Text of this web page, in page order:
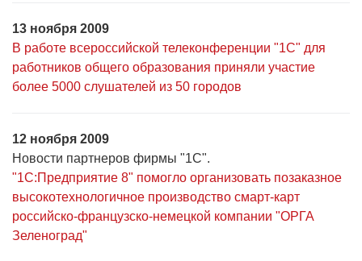
13 ноября 2009
В работе всероссийской телеконференции "1С" для
работников общего образования приняли участие
более 5000 слушателей из 50 городов
12 ноября 2009
Новости партнеров фирмы "1С".
"1С:Предприятие 8" помогло организовать позаказное
высокотехнологичное производство смарт-карт
российско-французско-немецкой компании "ОРГА
Зеленоград"